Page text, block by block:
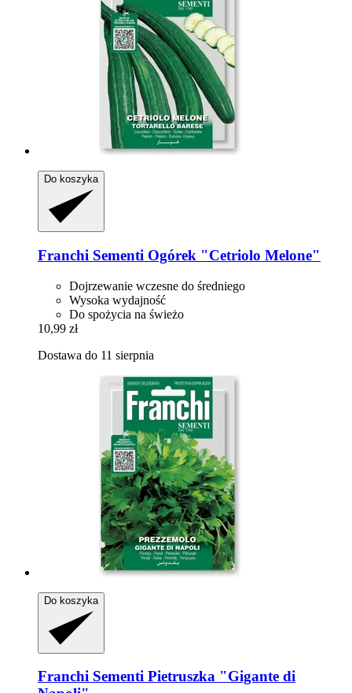
Do koszyka
Franchi Sementi Ogórek "Cetriolo Melone"
Dojrzewanie wczesne do średniego
Wysoka wydajność
Do spożycia na świeżo
10,99 zł
Dostawa do 11 sierpnia
Do koszyka
Franchi Sementi Pietruszka "Gigante di